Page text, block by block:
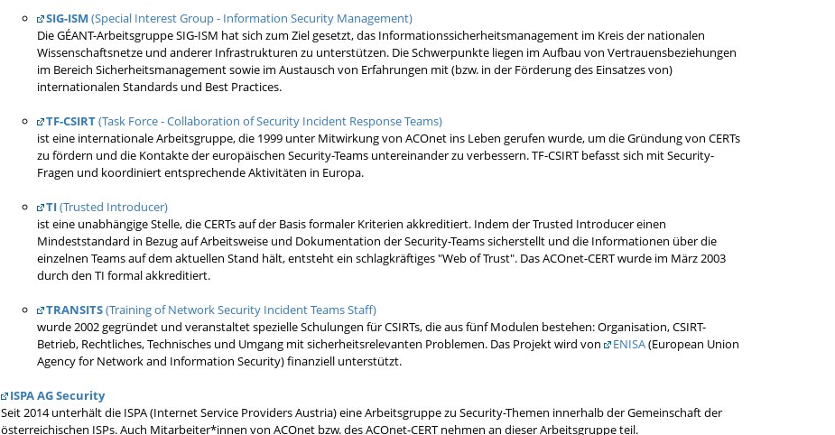
SIG-ISM (Special Interest Group - Information Security Management)
Die GÉANT-Arbeitsgruppe SIG-ISM hat sich zum Ziel gesetzt, das Informationssicherheitsmanagement im Kreis der nationalen
Wissenschaftsnetze und anderer Infrastrukturen zu unterstützen. Die Schwerpunkte liegen im Aufbau von Vertrauensbeziehungen
im Bereich Sicherheitsmanagement sowie im Austausch von Erfahrungen mit (bzw. in der Förderung des Einsatzes von)
internationalen Standards und Best Practices.
TF-CSIRT(Task Force - Collaboration of Security Incident Response Teams)
ist eine internationale Arbeitsgruppe, die 1999 unter Mitwirkung von ACOnet ins Leben gerufen wurde, um die Gründung von CERTs
zu fördern und die Kontakte der europäischen Security-Teams untereinander zu verbessern. TF-CSIRT befasst sich mit Security-
Fragen und koordiniert entsprechende Aktivitäten in Europa.
TI(Trusted Introducer)
ist eine unabhängige Stelle, die CERTs auf der Basis formaler Kriterien akkreditiert. Indem der Trusted Introducer einen
Mindeststandard in Bezug auf Arbeitsweise und Dokumentation der Security-Teams sicherstellt und die Informationen über die
einzelnen Teams auf dem aktuellen Stand hält, entsteht ein schlagkräftiges "Web of Trust". Das ACOnet-CERT wurde im März 2003
durch den TI formal akkreditiert.
TRANSITS(Training of Network Security Incident Teams Staff)
wurde 2002 gegründet und veranstaltet spezielle Schulungen für CSIRTs, die aus fünf Modulen bestehen: Organisation, CSIRT-
Betrieb, Rechtliches, Technisches und Umgang mit sicherheitsrelevanten Problemen. Das Projekt wird von
ENISA(European Union
Agency for Network and Information Security) finanziell unterstützt.
ISPA AG Security
Seit 2014 unterhält die ISPA (Internet Service Providers Austria) eine Arbeitsgruppe zu Security-Themen innerhalb der Gemeinschaft der
österreichischen ISPs. Auch Mitarbeiter*innen von ACOnet bzw. des ACOnet-CERT nehmen an dieser Arbeitsgruppe teil.